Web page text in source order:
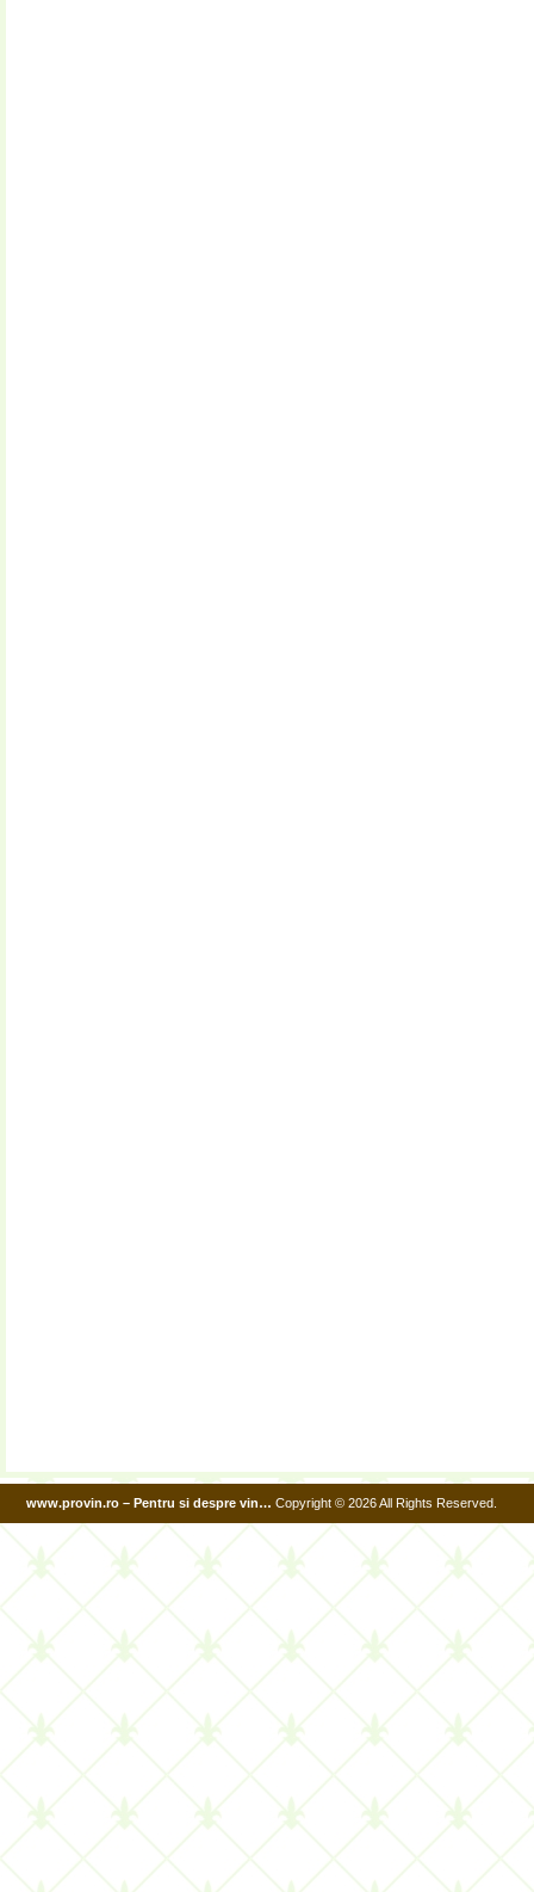
www.provin.ro – Pentru si despre vin… Copyright © 2026 All Rights Reserved.